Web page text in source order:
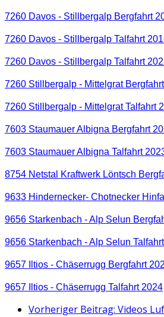
7260 Davos - Stillbergalp Bergfahrt
7260 Davos - Stillbergalp Talfahrt
7260 Davos - Stillbergalp Talfahrt
7260 Stillbergalp - Mittelgrat
7260 Stillbergalp - Mittelgrat Talfahrt
7603 Staumauer Albigna Bergfahrt
7603 Staumauer Albigna Talfahrt
8754 Netstal Kraftwerk Löntsch
9633 Hindernecker- Chotnecker
9656 Starkenbach - Alp Selun
9656 Starkenbach - Alp Selun
9657 Iltios - Chäserrugg Bergfahrt
9657 Iltios - Chäserrugg Talfahrt 2024
Vorheriger Beitrag: Videos